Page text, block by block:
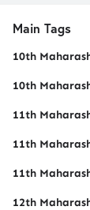
Main Tags
10th
10th
11th
11th
11th
12th